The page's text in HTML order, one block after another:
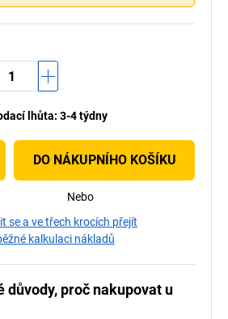
lhůta: 3-4 týdny
DO NÁKUPNÍHO KOŠÍKU
Nebo
se a ve třech krocích přejít
kalkulaci nákladů
důvody, proč nakupovat u